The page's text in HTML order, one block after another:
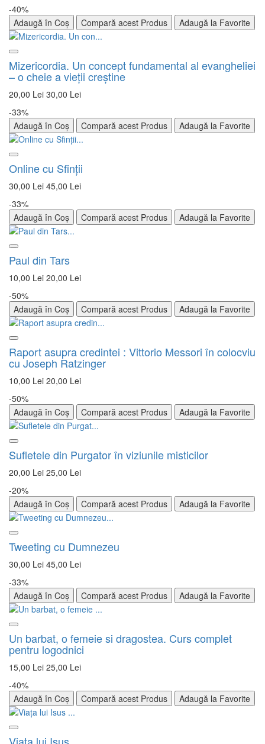
-40%
Adaugă în Coș
Compară acest Produs Adaugă la Favorite
Mizericordia. Un concept fundamental al evangheliei
– o cheie a vieții creștine
20,00 Lei 30,00 Lei
-33%
Adaugă în Coș
Compară acest Produs Adaugă la Favorite
Online cu Sfinţii
30,00 Lei 45,00 Lei
-33%
Adaugă în Coș
Compară acest Produs Adaugă la Favorite
Paul din Tars
10,00 Lei 20,00 Lei
-50%
Adaugă în Coș
Compară acest Produs Adaugă la Favorite
Raport asupra credintei : Vittorio Messori în colocviu
cu Joseph Ratzinger
10,00 Lei 20,00 Lei
-50%
Adaugă în Coș
Compară acest Produs Adaugă la Favorite
Sufletele din Purgator în viziunile misticilor
20,00 Lei 25,00 Lei
-20%
Adaugă în Coș
Compară acest Produs Adaugă la Favorite
Tweeting cu Dumnezeu
30,00 Lei 45,00 Lei
-33%
Adaugă în Coș
Compară acest Produs Adaugă la Favorite
Un barbat, o femeie si dragostea. Curs complet
pentru logodnici
15,00 Lei 25,00 Lei
-40%
Adaugă în Coș
Compară acest Produs Adaugă la Favorite
Viaţa lui Isus